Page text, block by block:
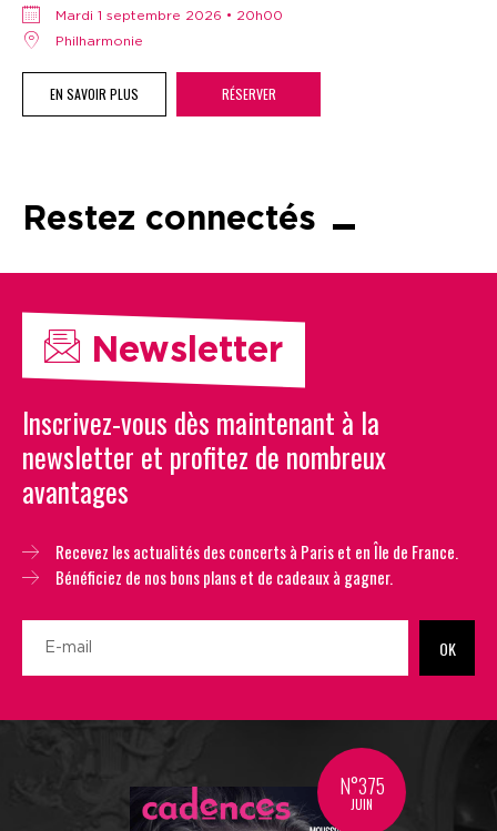
mardi 1 septembre 2026 • 20h00
Philharmonie
EN SAVOIR PLUS RÉSERVER
Restez connectés
Newsletter
Inscrivez-vous dès maintenant à la
newsletter et profitez de nombreux
avantages
Recevez les actualités des concerts à Paris et en Île de France.
Bénéficiez de nos bons plans et de cadeaux à gagner.
OK
N°375
JUIN